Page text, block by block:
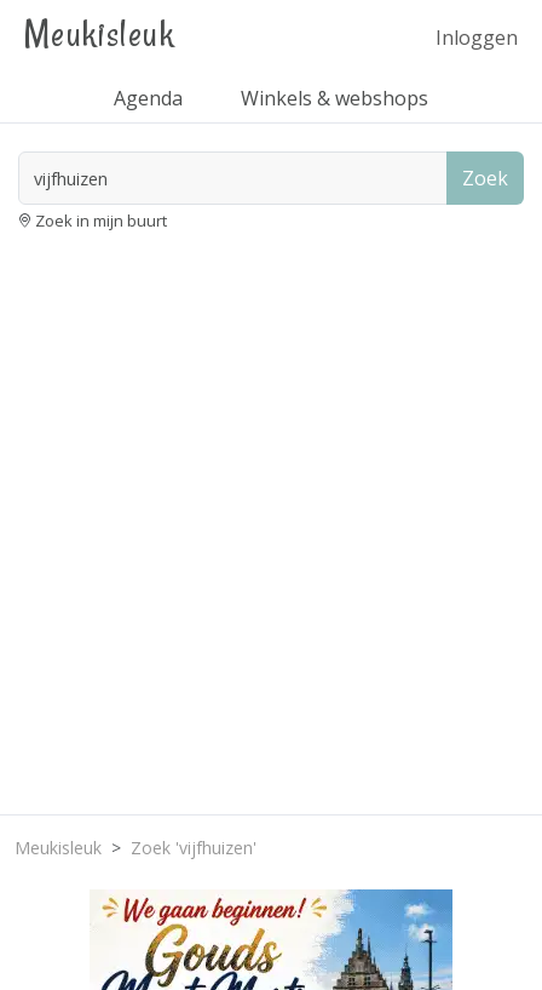
Meukisleuk Inloggen
Agenda Winkels & webshops
Zoek
Zoek in mijn buurt
Meukisleuk Zoek 'vijfhuizen'